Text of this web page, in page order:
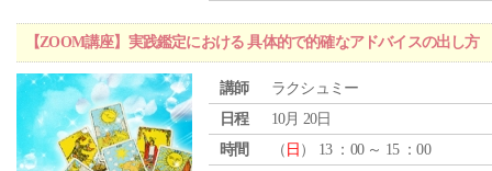
【ZOOM講座】実践鑑定における 具体的で的確なアドバイスの出し方
講師
ラクシュミー
日程
10月 20日
時間
（ 日 ） 13 ：00 ～ 15 ：00